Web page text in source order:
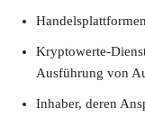
Kryptowerte-
Ausführung von
Inhaber, deren